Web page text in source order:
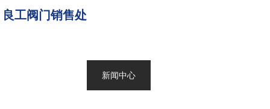
良工阀门销售处
新闻中心